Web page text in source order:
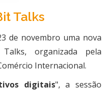
Talks
de novembro uma nova
organizada pela
Internacional.
digitais", a sessão